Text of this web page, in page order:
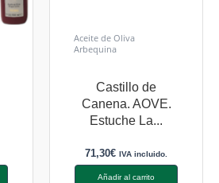
Aceite de Oliva
Arbequina
Castillo de
Canena. AOVE.
Estuche La...
71,30€ IVA incluido.
Añadir al carrito